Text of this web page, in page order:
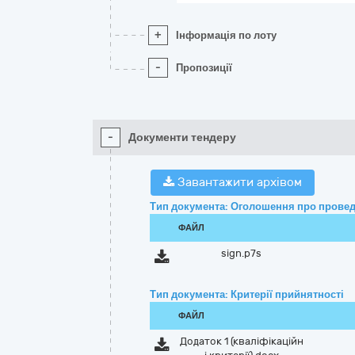
+ Інформація по лоту
- Пропозиції
- Документи тендеру
Завантажити архівом
Тип документа: Оголошення про
ФАЙЛ
sign.p7s
Тип документа: Критерії прийнятності
ФАЙЛ
Додаток 1 (кваліфікаційн